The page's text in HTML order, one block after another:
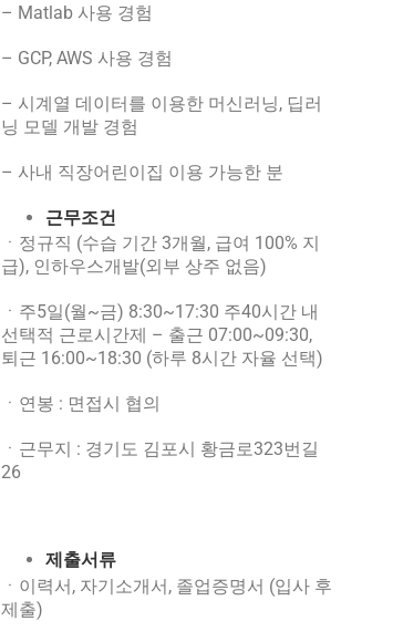
– Matlab 사용 경험
– GCP, AWS 사용 경험
– 시계열 데이터를 이용한 머신러닝, 딥러
닝 모델 개발 경험
– 사내 직장어린이집 이용 가능한 분
근무조건
ㆍ정규직 (수습 기간 3개월, 급여 100% 지
급), 인하우스개발(외부 상주 없음)
ㆍ주5일(월~금) 8:30~17:30 주40시간 내
선택적 근로시간제 – 출근 07:00~09:30,
퇴근 16:00~18:30 (하루 8시간 자율 선택)
ㆍ연봉 : 면접시 협의
ㆍ근무지 : 경기도 김포시 황금로323번길
26
제출서류
ㆍ이력서, 자기소개서, 졸업증명서 (입사 후
제출)